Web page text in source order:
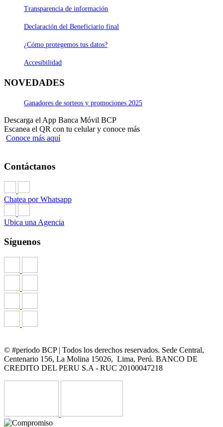
Transparencia de información
Declaración del Beneficiario final
¿Cómo protegemos tus datos?
Accesibilidad
NOVEDADES
Ganadores de sorteos y promociones 2025
Descarga el App Banca Móvil BCP
Escanea el QR con tu celular y conoce más
Conoce más aquí
Contáctanos
Chatea por Whatsapp
Ubica una Agencia
Síguenos
© #periodo BCP | Todos los derechos reservados. Sede Central,
Centenario 156, La Molina 15026, Lima, Perú. BANCO DE
CREDITO DEL PERU S.A - RUC 20100047218